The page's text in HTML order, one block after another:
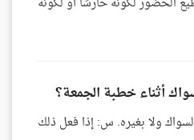
أثناء خطبة الجمعة؟
ولا بغيره. س: إذا فعل ذلك